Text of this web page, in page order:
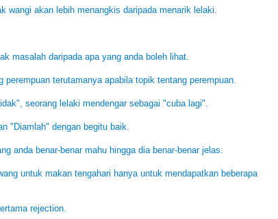
wangi akan lebih menangkis daripada menarik lelaki.
masalah daripada apa yang anda boleh lihat.
terutamanya apabila topik tentang perempuan.
seorang lelaki mendengar sebagai "cuba lagi".
"Diamlah" dengan begitu baik.
anda benar-benar mahu hingga dia benar-benar jelas.
untuk makan tengahari hanya untuk mendapatkan beberapa
rejection.